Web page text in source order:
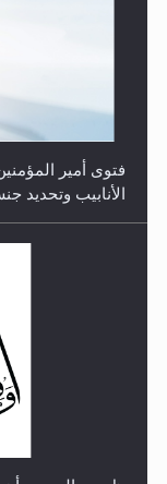
رأيٌ في لغة
الهجرة: بحث عن
هل من الصحيح أن
الرجل المقتول؟
هل تعتبر